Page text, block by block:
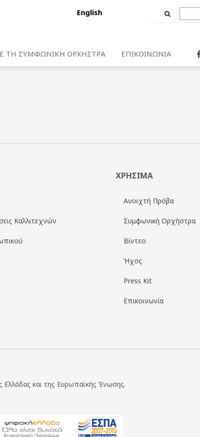
English
Input
ΤΗ ΣΥΜΦΩΝΙΚΗ ΟΡΧΗΣΤΡΑ ΕΠΙΚΟΙΝΩΝΙΑ
Καλλιτεχνών
ΧΡΗΣΙΜΑ
Ανοιχτή Πρόβα
Συμφωνική Ορχήστρα
Βίντεο
Ήχος
Press Kit
Επικοινωνία
και της Ευρωπαϊκής Ένωσης.